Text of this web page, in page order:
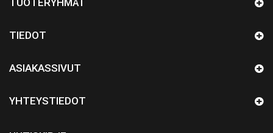
TIEDOT
ASIAKASSIVUT
YHTEYSTIEDOT